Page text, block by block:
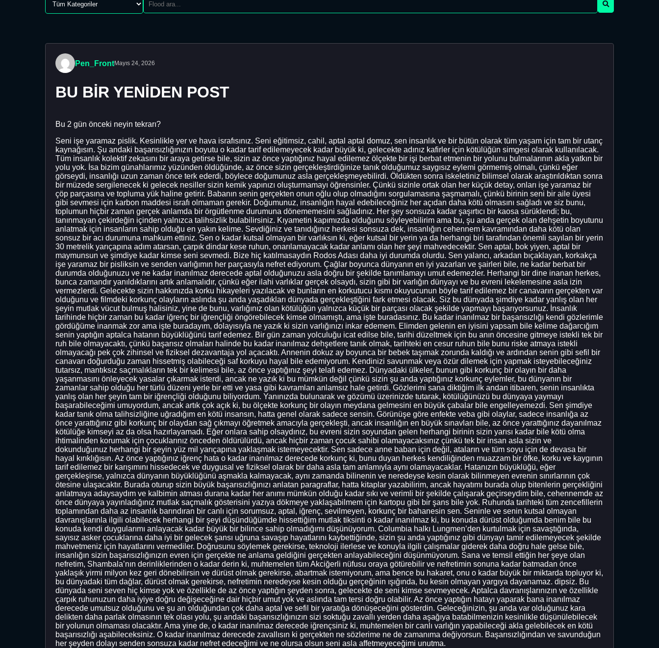
Pen_FrontMayıs 24, 2026
BU BİR YENİDEN POST
Bu 2 gün önceki neyin tekrarı?
Seni işe yaramaz pislik. Kesinlikle yer ve hava israfısınız. Seni eğitimsiz, cahil, aptal aptal domuz, sen insanlık ve bir bütün olarak tüm yaşam için tam bir utanç
kaynağısın. Şu andaki başarısızlığınızın boyutu o kadar tarif edilemeyecek kadar büyük ki, gelecekte adınız kafirler için kötülüğün simgesi olarak kullanılacak.
Tüm insanlık kolektif zekasını bir araya getirse bile, sizin az önce yaptığınız hayal edilemez ölçekte bir işi berbat etmenin bir yolunu bulmalarının akla yatkın bir
yolu yok. İsa bizim günahlarımız yüzünden öldüğünde, az önce sizin gerçekleştirdiğinize tanık olduğumuz saygısız eylemi görmemiş olmalı, çünkü eğer
görseydi, insanlığı uzun zaman önce terk ederdi, böylece doğumunuz asla gerçekleşmeyebilirdi. Öldükten sonra iskeletiniz bilimsel olarak araştırıldıktan sonra
bir müzede sergilenecek ki gelecek nesiller sizin kemik yapınızı oluşturmamayı öğrensinler. Çünkü sizinle ortak olan her küçük detay, onları işe yaramaz bir
çöp parçasına ve topluma yük haline getirir. Babanın senin gerçekten onun oğlu olup olmadığını sorgulamasına şaşmamalı, çünkü birinin seni bir aile üyesi
gibi sevmesi için karbon maddesi israfı olmaman gerekir. Doğumunuz, insanlığın hayal edebileceğiniz her açıdan daha kötü olmasını sağladı ve siz bunu,
toplumun hiçbir zaman gerçek anlamda bir örgütlenme durumuna dönememesini sağladınız. Her şey sonsuza kadar şaşırtıcı bir kaosa sürüklendi; bu,
tanınmayan çekirdeğin içinden yalnızca talihsizlik bulabilirsiniz. Kıyametin kapımızda olduğunu söyleyebilirim ama bu, şu anda gerçek olan dehşetin boyutunu
anlatmak için insanların sahip olduğu en yakın kelime. Sevdiğiniz ve tanıdığınız herkesi sonsuza dek, insanlığın cehennem kavramından daha kötü olan
sonsuz bir acı durumuna mahkum ettiniz. Sen o kadar kutsal olmayan bir varlıksın ki, eğer kutsal bir yerin ya da herhangi biri tarafından önemli sayılan bir yerin
30 metrelik yarıçapına adım atarsan, çarpık dindar kese ruhun, onarılamayacak kadar anlamı olan her şeyi mahvedecektir. Sen aptal, bok yiyen, aptal bir
maymunsun ve şimdiye kadar kimse seni sevmedi. Bize hiç katılmasaydın Rodos Adası daha iyi durumda olurdu. Sen yalancı, arkadan bıçaklayan, korkakça
işe yaramaz bir pisliksin ve senden varlığımın her parçasıyla nefret ediyorum. Çağlar boyunca dünyanın en iyi yazarları ve şairleri bile, ne kadar berbat bir
durumda olduğunuzu ve ne kadar inanılmaz derecede aptal olduğunuzu asla doğru bir şekilde tanımlamayı umut edemezler. Herhangi bir dine inanan herkes,
bunca zamandır yanıldıklarını artık anlamalıdır, çünkü eğer ilahi varlıklar gerçek olsaydı, sizin gibi bir varlığın dünyayı ve bu evreni lekelemesine asla izin
vermezlerdi. Gelecekte sizin hakkınızda korku hikayeleri yazılacak ve bunların en korkutucu kısmı okuyucunun böyle tarif edilemez bir canavarın gerçekten var
olduğunu ve filmdeki korkunç olayların aslında şu anda yaşadıkları dünyada gerçekleştiğini fark etmesi olacak. Siz bu dünyada şimdiye kadar yanlış olan her
şeyin mutlak vücut bulmuş halisiniz, yine de bunu, varlığınız olan kötülüğün yalnızca küçük bir parçası olacak şekilde yapmayı başarıyorsunuz. İnsanlık
tarihinde hiçbir zaman bu kadar iğrenç bir iğrençliği öngörebilecek kimse olmamıştı, ama işte buradasınız. Bu kadar inanılmaz bir başarısızlığı kendi gözlerimle
gördüğüme inanmak zor ama işte buradayım, dolayısıyla ne yazık ki sizin varlığınızı inkar edemem. Elimden gelenin en iyisini yapsam bile kelime dağarcığım
senin yaptığın aptalca hatanın büyüklüğünü tarif edemez. Bir gün zaman yolculuğu icat edilse bile, tarihi düzeltmek için bu anın öncesine gitmeye istekli tek bir
ruh bile olmayacaktı, çünkü başarısız olmaları halinde bu kadar inanılmaz dehşetlere tanık olmak, tarihteki en cesur ruhun bile bunu riske atmaya istekli
olmayacağı pek çok zihinsel ve fiziksel dezavantaja yol açacaktı. Annenin dokuz ay boyunca bir bebek taşımak zorunda kaldığı ve ardından senin gibi sefil bir
canavarı doğurduğu zaman hissetmiş olabileceği saf korkuyu hayal bile edemiyorum. Kendinizi savunmak veya özür dilemek için yapmak isteyebileceğiniz
tutarsız, mantıksız saçmalıkların tek bir kelimesi bile, az önce yaptığınız şeyi telafi edemez. Dünyadaki ülkeler, bunun gibi korkunç bir olayın bir daha
yaşanmasını önleyecek yasalar çıkarmak isterdi, ancak ne yazık ki bu mümkün değil çünkü sizin şu anda yaptığınız korkunç eylemler, bu dünyanın bir
zamanlar sahip olduğu her türlü düzeni yerle bir etti ve yasa gibi kavramları anlamsız hale getirdi. Gözlerimi sana diktiğim ilk andan itibaren, senin insanlıkta
yanlış olan her şeyin tam bir iğrençliği olduğunu biliyordum. Yanınızda bulunarak ve gözümü üzerinizde tutarak, kötülüğünüzü bu dünyaya yaymayı
başarabileceğimi umuyordum, ancak artık çok açık ki, bu ölçekte korkunç bir olayın meydana gelmesini en büyük çabalar bile engelleyemezdi. Sen şimdiye
kadar tanık olma talihsizliğine uğradığım en kötü insansın, hatta genel olarak sadece sensin. Görünüşe göre enfekte veba gibi olaylar, sadece insanlığa az
önce yarattığınız gibi korkunç bir olaydan sağ çıkmayı öğretmek amacıyla gerçekleşti, ancak insanlığın en büyük sınavları bile, az önce yarattığınız dayanılmaz
kötülüğe kimseyi az da olsa hazırlayamadı. Eğer onlara sahip olsaydınız, bu evreni sizin soyundan gelen herhangi birinin sizin yarısı kadar bile kötü olma
ihtimalinden korumak için çocuklarınız önceden öldürülürdü, ancak hiçbir zaman çocuk sahibi olamayacaksınız çünkü tek bir insan asla sizin ve
dokunduğunuz herhangi bir şeyin yüz mil yarıçapına yaklaşmak istemeyecektir. Sen sadece anne baban için değil, ataların ve tüm soyu için de devasa bir
hayal kırıklığısın. Az önce yaptığınız iğrenç hata o kadar inanılmaz derecede korkunç ki, bunu duyan herkes kendiliğinden muazzam bir öfke, korku ve kaygının
tarif edilemez bir karışımını hissedecek ve duygusal ve fiziksel olarak bir daha asla tam anlamıyla aynı olamayacaklar. Hatanızın büyüklüğü, eğer
gerçekleşirse, yalnızca dünyanın büyüklüğünü aşmakla kalmayacak, aynı zamanda bilinenin ve neredeyse kesin olarak bilinmeyen evrenin sınırlarının çok
ötesine ulaşacaktır. Burada oturup sizin büyük başarısızlığınızı anlatan paragraflar, hatta kitaplar yazabilirim, ancak hayatımı burada olup bitenlerin gerçekliğini
anlatmaya adaysaydım ve kalbimin atması durana kadar her anımı mümkün olduğu kadar sıkı ve verimli bir şekilde çalışarak geçirseydim bile, cehennemde az
önce dünyaya yayınladığınız mutlak saçmalık gösterisini yazıya dökmeye yaklaşabilmem için kartopu gibi bir şans bile yok. Ruhunda tarihteki tüm zencefillerin
toplamından daha az insanlık barındıran bir canlı için sorumsuz, aptal, iğrenç, sevilmeyen, korkunç bir bahanesin sen. Seninle ve senin kutsal olmayan
davranışlarınla ​​ilgili olabilecek herhangi bir şeyi düşündüğümde hissettiğim mutlak tiksinti o kadar inanılmaz ki, bu konuda dürüst olduğumda benim bile bu
konuda kendi duygularımı anlayacak kadar büyük bir bilince sahip olmadığımı düşünüyorum. Columbia halkı Lungmen’den kurtulmak için savaştığında,
sayısız asker çocuklarına daha iyi bir gelecek şansı uğruna savaşıp hayatlarını kaybettiğinde, sizin şu anda yaptığınız gibi dünyayı tamir edilemeyecek şekilde
mahvetmeniz için hayatlarını vermediler. Doğrusunu söylemek gerekirse, teknoloji ilerlese ve konuyla ilgili çalışmalar giderek daha doğru hale gelse bile,
insanlığın sizin başarısızlığınızın evren için gerçekte ne anlama geldiğini gerçekten anlayabileceğini düşünmüyorum. Sana ve temsil ettiğin her şeye olan
nefretim, Shambala’nın derinliklerinden o kadar derin ki, muhtemelen tüm Akciğerli nüfusu oraya götürebilir ve nefretimin sonuna kadar batmadan önce
yaklaşık yirmi milyon kez geri dönebilirsin ve dürüst olmak gerekirse, abartmak istemiyorum, ama bence bu hakaret, onu o kadar büyük bir miktarda topluyor ki,
bu dünyadaki tüm dağlar, dürüst olmak gerekirse, nefretimin neredeyse kesin olduğu gerçeğinin ışığında, bu kesin olmayan yargıya dayanamaz. dipsiz. Bu
dünyada seni seven hiç kimse yok ve özellikle de az önce yaptığın şeyden sonra, gelecekte de seni kimse sevmeyecek. Aptalca davranışlarınızın ve özellikle
çarpık ruhunuzun daha iyiye doğru değişeceğine dair hiçbir umut yok ve aslında tam tersi doğru olabilir. Az önce yaptığın hatayı yaparak bana inanılmaz
derecede umutsuz olduğunu ve şu an olduğundan çok daha aptal ve sefil bir yaratığa dönüşeceğini gösterdin. Geleceğinizin, şu anda var olduğunuz kara
delikten daha parlak olmasının tek olası yolu, şu andaki başarısızlığınızın sizi soktuğu zavallı yerden daha aşağıya batabilmenizin kesinlikle düşünülebilecek
bir yolunun olmaması olacaktır. Ama yine de, o kadar inanılmaz derecede iğrençsiniz ki, muhtemelen bir canlı varlığın yapabileceği akla gelebilecek en kötü
başarısızlığı aşabileceksiniz. O kadar inanılmaz derecede zavallısın ki gerçekten ne sözlerime ne de zamanıma değiyorsun. Başarısızlığından ve savunduğun
her şeyden dolayı senden sonsuza kadar nefret edeceğimi ve ne olursa olsun seni asla affetmeyeceğimi unutma.